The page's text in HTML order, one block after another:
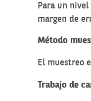
Para un
margen de
Método
El muestreo
Trabajo de